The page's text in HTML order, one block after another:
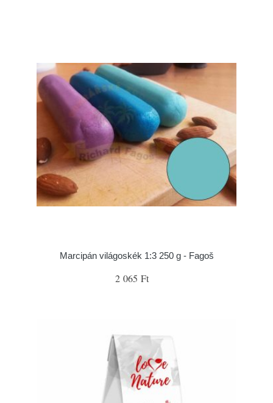
Marcipán világoskék 1:3 250 g - Fagoš
2 065 Ft